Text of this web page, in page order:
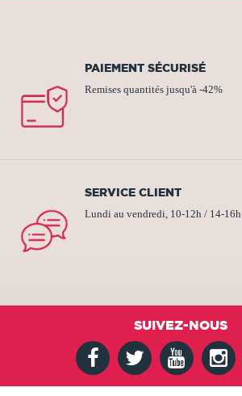
PAIEMENT SÉCURISÉ
Remises quantités jusqu'à -42%
SERVICE CLIENT
Lundi au vendredi, 10-12h / 14-16h
SUIVEZ-NOUS